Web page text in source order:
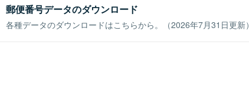
郵便番号データのダウンロード
各種データのダウンロードはこちらから。（2026年7月31日更新）